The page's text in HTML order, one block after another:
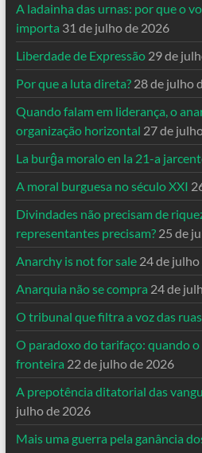
A ladainha das urnas: por que o
importa 31 de julho de 2026
Liberdade de Expressão 29 de
Por que a luta direta? 28 de julho
Quando falam em liderança, o
organização horizontal 27 de
La burĝa moralo en la 21-a
A moral burguesa no século XXI
Divindades não precisam de
representantes precisam? 25 de
Anarchy is not for sale 24 de
Anarquia não se compra 24 de
O tribunal que filtra a voz das ruas
O paradoxo do tarifaço: quando
fronteira 22 de julho de 2026
A prepotência ditatorial das
julho de 2026
Mais uma guerra pela ganância